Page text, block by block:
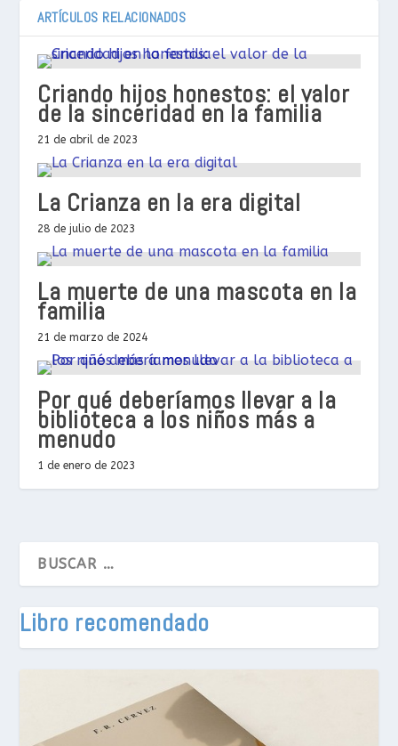
ARTÍCULOS RELACIONADOS
Criando hijos honestos: el valor
de la sinceridad en la familia
21 de abril de 2023
La Crianza en la era digital
28 de julio de 2023
La muerte de una mascota en la
familia
21 de marzo de 2024
Por qué deberíamos llevar a la
biblioteca a los niños más a
menudo
1 de enero de 2023
Libro recomendado